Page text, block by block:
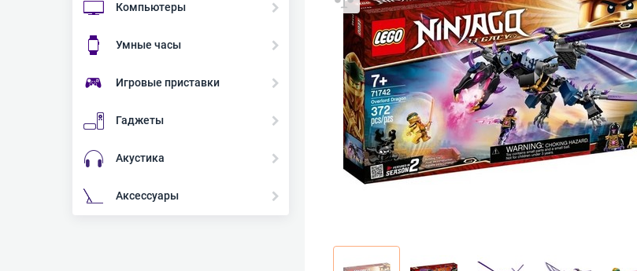
Компьютеры
Умные часы
Игровые приставки
Гаджеты
Акустика
Аксессуары